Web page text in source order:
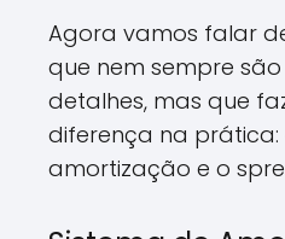
Agora vamos falar
que nem sempre
detalhes, mas que
diferença na prática:
amortização e o